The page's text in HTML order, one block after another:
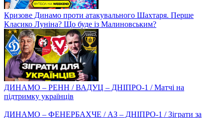
Лідерство ДНІПРА-1, ДИНАМО у топ-6, амбіції ШАХТАРЯ.
Огляд 11 туру УПЛ
ЛУЧЕСКУ, ВАНАТ, ВІВЧАРЕНКО. Коментарі після матчу /
Чому Динамо провалилося в Лізі Європи?